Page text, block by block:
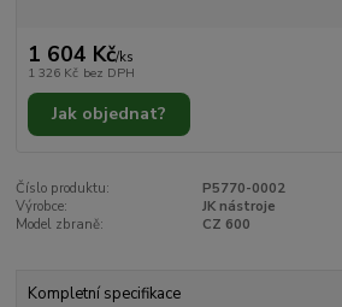
1 604 Kč/ks
1 326 Kč bez DPH
Jak objednat?
Číslo produktu:
P5770-0002
Výrobce:
JK nástroje
Model zbraně:
CZ 600
Kompletní specifikace